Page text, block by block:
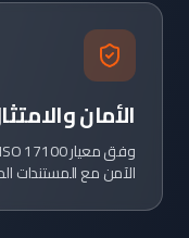
الأمان
الآمن مع المستندات